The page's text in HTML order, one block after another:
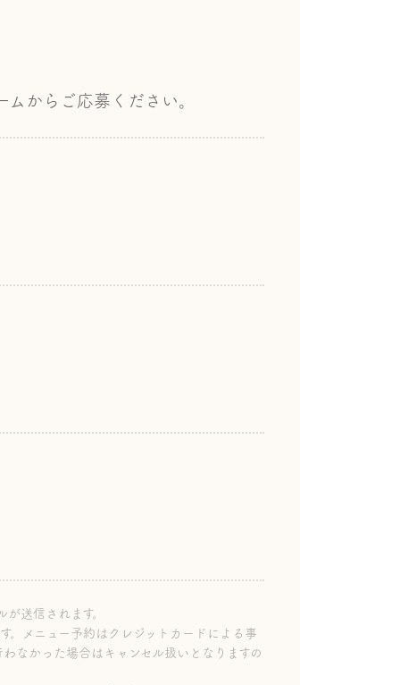
からご応募ください。
送信されます。
。メニュー予約はクレジットカードによる事
なかった場合はキャンセル扱いとなりますの